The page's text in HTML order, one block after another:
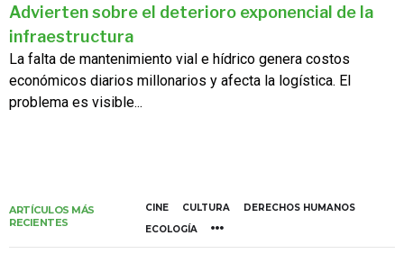
Advierten sobre el deterioro exponencial de la
infraestructura
La falta de mantenimiento vial e hídrico genera costos
económicos diarios millonarios y afecta la logística. El
problema es visible...
ARTÍCULOS MÁS
RECIENTES
CINE CULTURA
DERECHOS HUMANOS
ECOLOGÍA